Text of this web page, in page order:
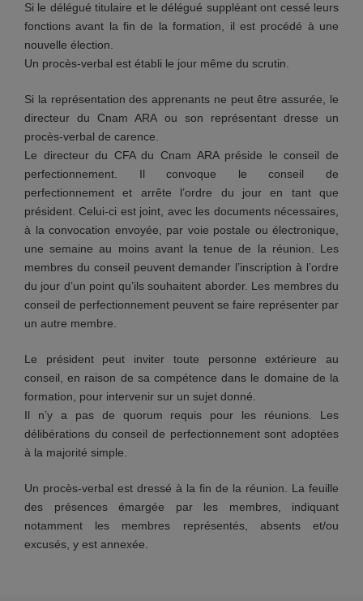
Si le délégué titulaire et le délégué suppléant ont cessé leurs
fonctions avant la fin de la formation, il est procédé à une
nouvelle élection.
Un procès-verbal est établi le jour même du scrutin.
Si la représentation des apprenants ne peut être assurée, le
directeur du Cnam ARA ou son représentant dresse un
procès-verbal de carence.
Le directeur du CFA du Cnam ARA préside le conseil de
perfectionnement. Il convoque le conseil de
perfectionnement et arrête l’ordre du jour en tant que
président. Celui-ci est joint, avec les documents nécessaires,
à la convocation envoyée, par voie postale ou électronique,
une semaine au moins avant la tenue de la réunion. Les
membres du conseil peuvent demander l’inscription à l’ordre
du jour d’un point qu’ils souhaitent aborder. Les membres du
conseil de perfectionnement peuvent se faire représenter par
un autre membre.
Le président peut inviter toute personne extérieure au
conseil, en raison de sa compétence dans le domaine de la
formation, pour intervenir sur un sujet donné.
Il n’y a pas de quorum requis pour les réunions. Les
délibérations du conseil de perfectionnement sont adoptées
à la majorité simple.
Un procès-verbal est dressé à la fin de la réunion. La feuille
des présences émargée par les membres, indiquant
notamment les membres représentés, absents et/ou
excusés, y est annexée.